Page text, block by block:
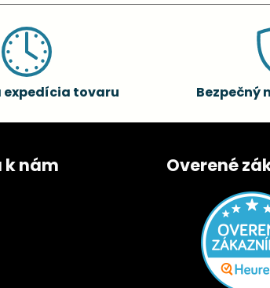
expedícia tovaru Bezpečný
k nám Overené